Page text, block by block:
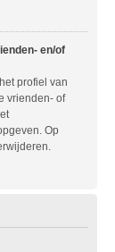
en/of
profiel van
vrienden- of
Op